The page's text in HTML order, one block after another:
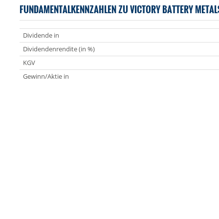
FUNDAMENTALKENNZAHLEN ZU VICTORY BATTERY
Dividende in
Dividendenrendite (in %)
KGV
Gewinn/Aktie in